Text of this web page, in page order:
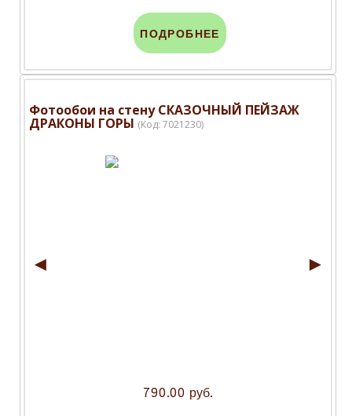
ПОДРОБНЕЕ
Фотообои на стену СКАЗОЧНЫЙ ПЕЙЗАЖ
ДРАКОНЫ ГОРЫ (Код: 7021230)
◄ ►
790.00 руб.